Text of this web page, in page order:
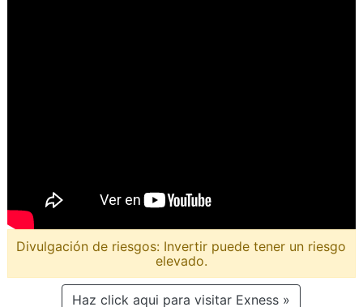
Divulgación de riesgos: Invertir puede tener un riesgo
elevado.
Haz click aqui para visitar Exness »